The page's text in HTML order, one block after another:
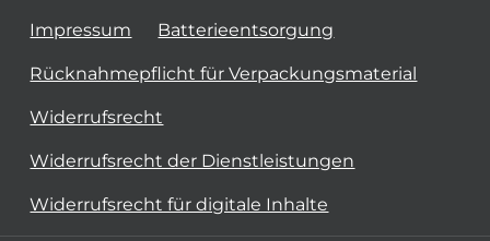
Impressum Batterieentsorgung
Rücknahmepflicht für Verpackungsmaterial
Widerrufsrecht
Widerrufsrecht der Dienstleistungen
Widerrufsrecht für digitale Inhalte